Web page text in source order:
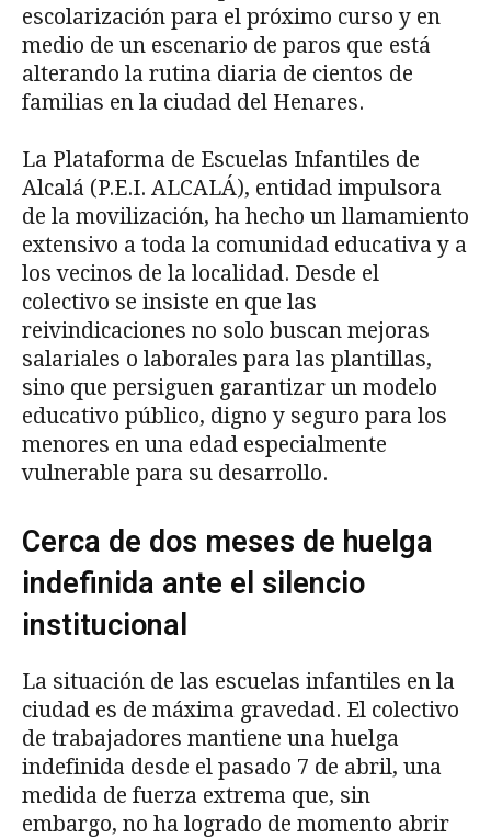
escolarización para el próximo curso y en
medio de un escenario de paros que está
alterando la rutina diaria de cientos de
familias en la ciudad del Henares.
La Plataforma de Escuelas Infantiles de
Alcalá (P.E.I. ALCALÁ), entidad impulsora
de la movilización, ha hecho un llamamiento
extensivo a toda la comunidad educativa y a
los vecinos de la localidad. Desde el
colectivo se insiste en que las
reivindicaciones no solo buscan mejoras
salariales o laborales para las plantillas,
sino que persiguen garantizar un modelo
educativo público, digno y seguro para los
menores en una edad especialmente
vulnerable para su desarrollo.
Cerca de dos meses de huelga
indefinida ante el silencio
institucional
La situación de las escuelas infantiles en la
ciudad es de máxima gravedad. El colectivo
de trabajadores mantiene una huelga
indefinida desde el pasado 7 de abril, una
medida de fuerza extrema que, sin
embargo, no ha logrado de momento abrir